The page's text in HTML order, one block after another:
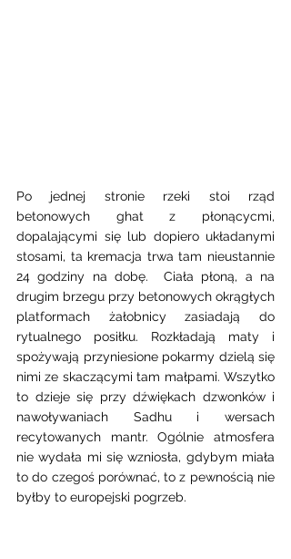
Po jednej stronie rzeki stoi rząd
betonowych ghat z płonącycmi,
dopalającymi się lub dopiero układanymi
stosami, ta kremacja trwa tam nieustannie
24 godziny na dobę.  Ciała płoną, a na
drugim brzegu przy betonowych okrągłych
platformach żałobnicy zasiadają do
rytualnego posiłku. Rozkładają maty i
spożywają przyniesione pokarmy dzielą się
nimi ze skaczącymi tam małpami. Wszytko
to dzieje się przy dźwiękach dzwonków i
nawoływaniach Sadhu i wersach
recytowanych mantr. Ogólnie atmosfera
nie wydała mi się wzniosła, gdybym miała
to do czegoś porównać, to z pewnością nie
byłby to europejski pogrzeb.